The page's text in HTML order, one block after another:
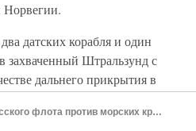
датских корабля и один
захваченный Штральзунд с
дальнего прикрытия в
7 мая его 7 кораблей
Приложение 7 Действия русского флота против морских крепостей